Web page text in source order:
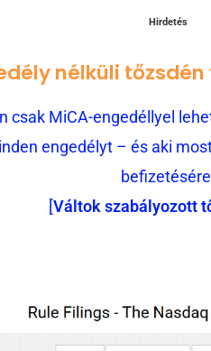
Hirdetés
nélküli
csak MiCA-engedéllyel
engedélyt – és aki
[Váltok szabályozott